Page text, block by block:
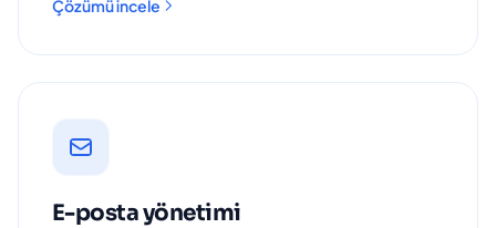
Çözümü incele
E-posta yönetimi